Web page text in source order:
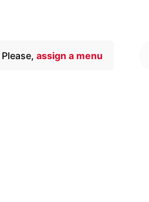
Please, assign a menu